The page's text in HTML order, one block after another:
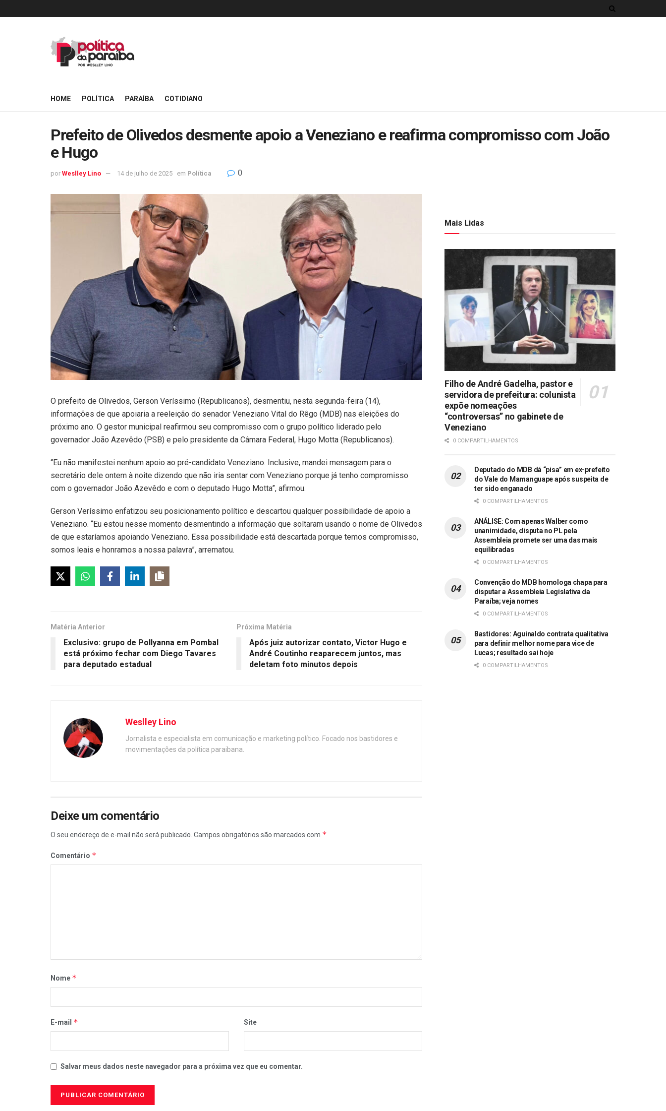
HOME POLÍTICA PARAÍBA COTIDIANO
Prefeito de Olivedos desmente apoio a Veneziano e reafirma compromisso com João
e Hugo
por Weslley Lino 14 de julho de 2025 em Política 0
O prefeito de Olivedos, Gerson Veríssimo (Republicanos), desmentiu, nesta segunda-feira (14),
informações de que apoiaria a reeleição do senador Veneziano Vital do Rêgo (MDB) nas eleições do
próximo ano. O gestor municipal reafirmou seu compromisso com o grupo político liderado pelo
governador João Azevêdo (PSB) e pelo presidente da Câmara Federal, Hugo Motta (Republicanos).
“Eu não manifestei nenhum apoio ao pré-candidato Veneziano. Inclusive, mandei mensagem para o
secretário dele ontem à noite dizendo que não iria sentar com Veneziano porque já tenho compromisso
com o governador João Azevêdo e com o deputado Hugo Motta”, afirmou.
Gerson Veríssimo enfatizou seu posicionamento político e descartou qualquer possibilidade de apoio a
Veneziano. “Eu estou nesse momento desmentindo a informação que soltaram usando o nome de Olivedos
de que estaríamos apoiando Veneziano. Essa possibilidade está descartada porque temos compromisso,
somos leais e honramos a nossa palavra”, arrematou.
Matéria Anterior
Exclusivo: grupo de Pollyanna em Pombal
está próximo fechar com Diego Tavares
para deputado estadual
Próxima Matéria
Após juiz autorizar contato, Victor Hugo e
André Coutinho reaparecem juntos, mas
deletam foto minutos depois
Weslley Lino
Jornalista e especialista em comunicação e marketing político. Focado nos bastidores e
movimentações da política paraibana.
Deixe um comentário
O seu endereço de e-mail não será publicado. Campos obrigatórios são marcados com *
Comentário *
Nome *
E-mail * Site
Salvar meus dados neste navegador para a próxima vez que eu comentar.
Mais Lidas
Filho de André Gadelha, pastor e
servidora de prefeitura: colunista
expõe nomeações
“controversas” no gabinete de
Veneziano
0 COMPARTILHAMENTOS
Deputado do MDB dá “pisa” em ex-prefeito
do Vale do Mamanguape após suspeita de
ter sido enganado
0 COMPARTILHAMENTOS
ANÁLISE: Com apenas Walber como
unanimidade, disputa no PL pela
Assembleia promete ser uma das mais
equilibradas
0 COMPARTILHAMENTOS
Convenção do MDB homologa chapa para
disputar a Assembleia Legislativa da
Paraíba; veja nomes
0 COMPARTILHAMENTOS
Bastidores: Aguinaldo contrata qualitativa
para definir melhor nome para vice de
Lucas; resultado sai hoje
0 COMPARTILHAMENTOS